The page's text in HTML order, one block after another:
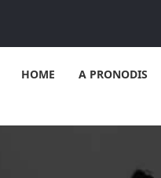
HOME A PRONODIS